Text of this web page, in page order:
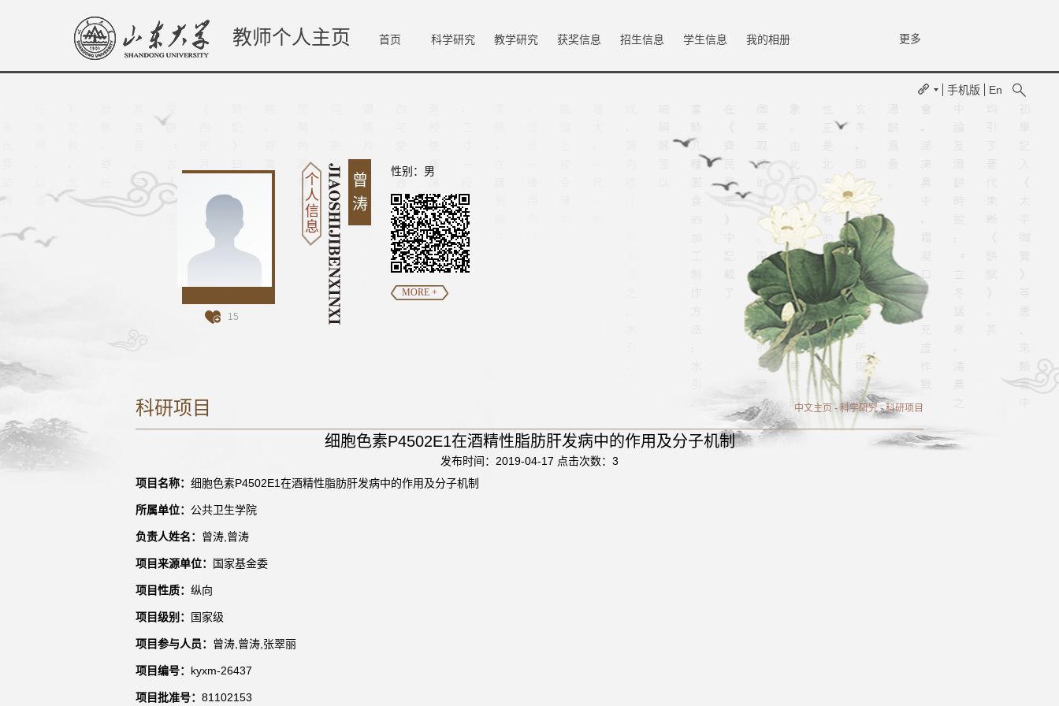
教师个人主页 首页 科学研究 教学研究 获奖信息 招生信息 学生信息 我的相册 更多
手机版 En
15
个
人
信
息
曾
涛
性别：男
MORE +
科研项目 中文主页 -科学研究-科研项目
细胞色素P4502E1在酒精性脂肪肝发病中的作用及分子机制
发布时间：2019-04-17 点击次数： 3
项目名称： 细胞色素P4502E1在酒精性脂肪肝发病中的作用及分子机制
所属单位： 公共卫生学院
负责人姓名： 曾涛,曾涛
项目来源单位： 国家基金委
项目性质： 纵向
项目级别： 国家级
项目参与人员： 曾涛,曾涛,张翠丽
项目编号： kyxm-26437
项目批准号： 81102153